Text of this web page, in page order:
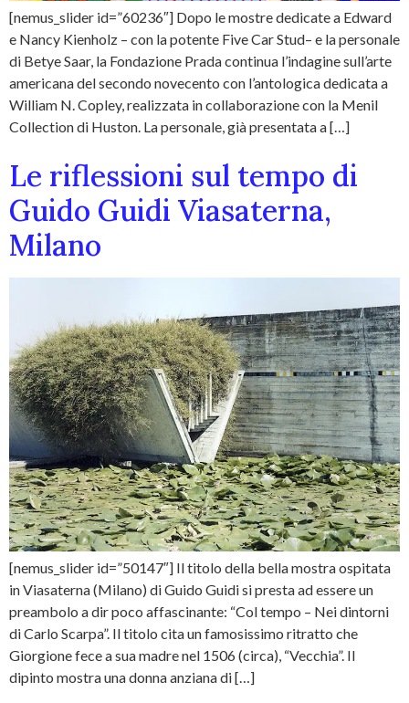
[nemus_slider id=”60236″] Dopo le mostre dedicate a Edward
e Nancy Kienholz – con la potente Five Car Stud– e la personale
di Betye Saar, la Fondazione Prada continua l’indagine sull’arte
americana del secondo novecento con l’antologica dedicata a
William N. Copley, realizzata in collaborazione con la Menil
Collection di Huston. La personale, già presentata a […]
Le riflessioni sul tempo di
Guido Guidi Viasaterna,
Milano
[nemus_slider id=”50147″] Il titolo della bella mostra ospitata
in Viasaterna (Milano) di Guido Guidi si presta ad essere un
preambolo a dir poco affascinante: “Col tempo – Nei dintorni
di Carlo Scarpa”. Il titolo cita un famosissimo ritratto che
Giorgione fece a sua madre nel 1506 (circa), “Vecchia”. Il
dipinto mostra una donna anziana di […]